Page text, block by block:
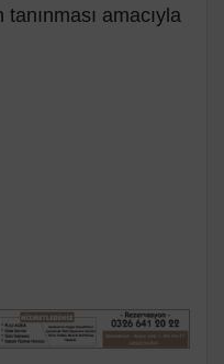
amacıyla